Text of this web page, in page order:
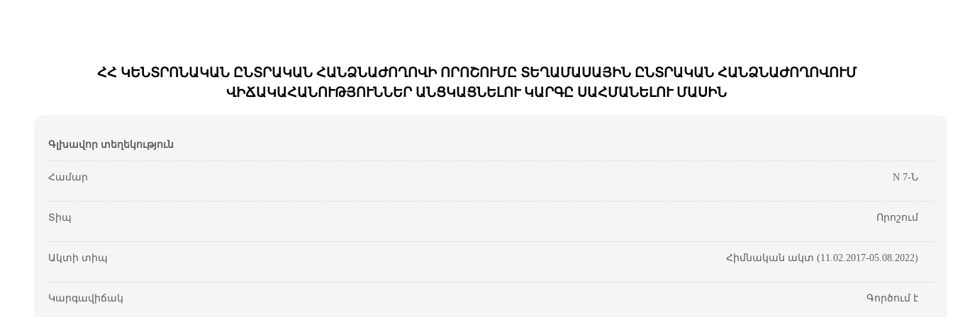
ՀՀ ԿԵՆՏՐՈՆԱԿԱՆ ԸՆՏՐԱԿԱՆ ՀԱՆՁՆԱԺՈՂՈՎԻ ՈՐՈՇՈՒՄԸ ՏԵՂԱՄԱՍԱՅԻՆ ԸՆՏՐԱԿԱՆ ՀԱՆՁՆԱԺՈՂՈՎՈՒՄ
ՎԻՃԱԿԱՀԱՆՈՒԹՅՈՒՆՆԵՐ ԱՆՑԿԱՑՆԵԼՈՒ ԿԱՐԳԸ ՍԱՀՄԱՆԵԼՈՒ ՄԱՍԻՆ
Գլխավոր տեղեկություն
Համար N 7-Ն
Տիպ Որոշում
Ակտի տիպ Հիմնական ակտ (11.02.2017-05.08.2022)
Կարգավիճակ Գործում է